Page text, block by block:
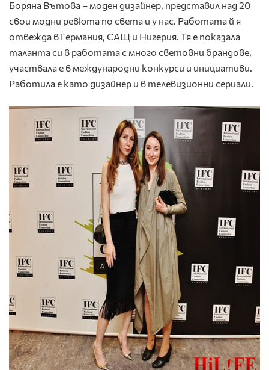
Боряна Вътова – моден дизайнер, представил над 20
свои модни ревюта по света и у нас. Работата й я
отвежда в Германия, САЩ и Нигерия. Тя е показала
таланта си в работата с много световни брандове,
участвала е в международни конкурси и инициативи.
Работила е като дизайнер и в телевизионни сериали.